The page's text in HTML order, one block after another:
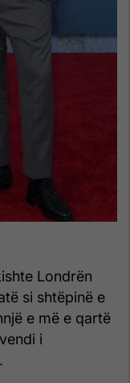
Londrën
si shtëpinë e
e më e qartë
i